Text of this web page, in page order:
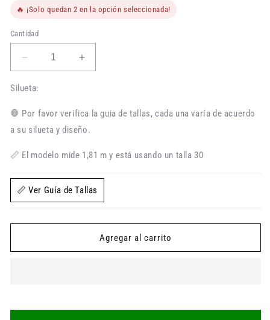
disponible
disponibledisponibledisponible
🔥 ¡Solo quedan 2 en la opción seleccionada!
Cantidad
Reducir
cantidad
para
en
Dril
Hombre
marca
Thunder
Aumentar
cantidad
en
Dril
Hombre
miniprint
marca
Thunder
Silueta:
🛑 Por favor verifica la guia de tallas, cada una varía de acuerdo
a su silueta y diseño.
📏 El modelo mide 1,81 m y está usando un talla 30
📏 Ver Guía de Tallas
Agregar al carrito